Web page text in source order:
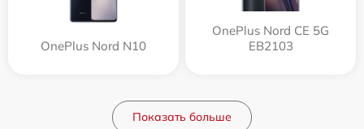
OnePlus Nord N10
OnePlus Nord CE 5G
EB2103
Показать больше